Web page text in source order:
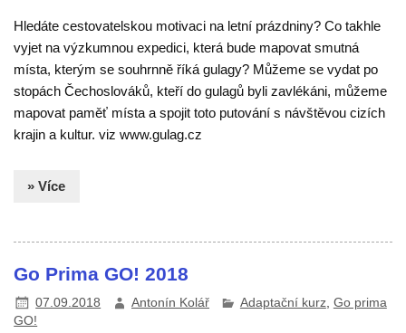
Hledáte cestovatelskou motivaci na letní prázdniny? Co takhle
vyjet na výzkumnou expedici, která bude mapovat smutná
místa, kterým se souhrnně říká gulagy? Můžeme se vydat po
stopách Čechoslováků, kteří do gulagů byli zavlékáni, můžeme
mapovat paměť místa a spojit toto putování s návštěvou cizích
krajin a kultur. viz www.gulag.cz
» Více
Go Prima GO! 2018
07.09.2018 Antonín Kolář Adaptační kurz, Go prima
GO!